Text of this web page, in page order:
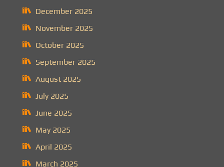
December 2025
November 2025
October 2025
September 2025
August 2025
July 2025
June 2025
May 2025
April 2025
March 2025